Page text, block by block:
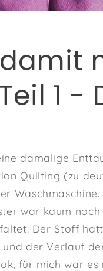
1 -
damalige
Quilting (zu
war kaum
Der Stoff
der Verlauf
für mich war